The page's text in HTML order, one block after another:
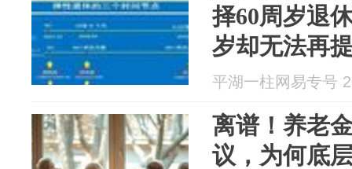
择60周岁退
岁却无法再
吗？
平湖一柱网易专号
离谱！养老
议，为何底